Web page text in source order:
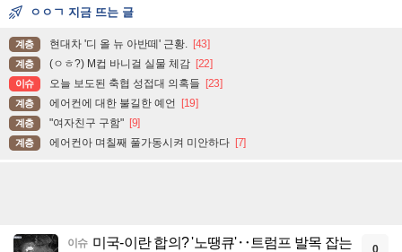
ㅇㅇㄱ 지금 뜨는 글
계층 현대차 '디 올 뉴 아반떼' 근황. [43]
계층 (ㅇㅎ?) M컵 바니걸 실물 체감 [22]
이슈 오늘 보도된 축협 성접대 의혹들 [23]
계층 에어컨에 대한 불길한 예언 [19]
계층 "여자친구 구함" [9]
계층 에어컨아 며칠째 풀가동시켜 미안하다 [7]
이슈 미국-이란 합의? '노땡큐'‥트럼프 발목 잡는